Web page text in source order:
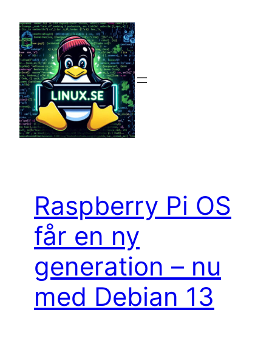
innehåll
Raspberry Pi OS
får en ny
generation – nu
med Debian 13